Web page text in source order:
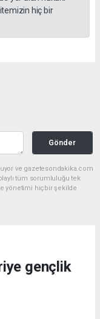
hiç bir
Gönder
ve gazetesondakika.com
tüm sorumluluğu tek
yönetimi hiçbir şekilde
gençlik